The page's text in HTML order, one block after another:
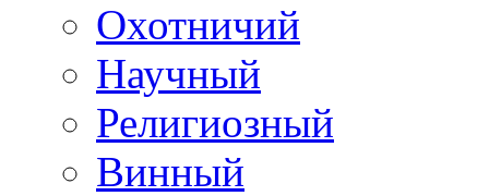
Охотничий
Научный
Религиозный
Винный